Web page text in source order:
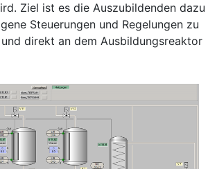
Ziel ist es die Auszubildenden dazu
Steuerungen und Regelungen zu
direkt an dem Ausbildungsreaktor